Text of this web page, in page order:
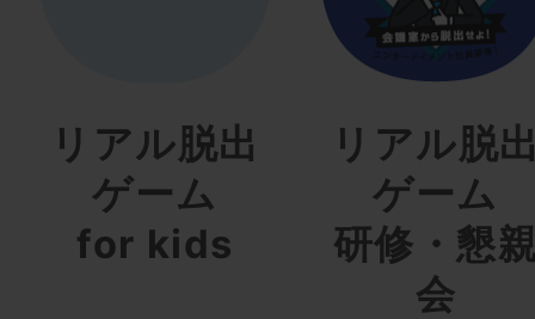
リアル脱出
ゲーム
for kids
リアル脱
ゲーム
研修・懇
会